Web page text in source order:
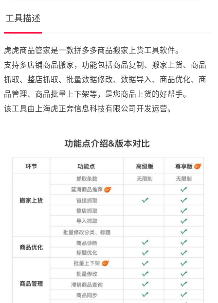
工具描述
虎虎商品管家是一款拼多多商品搬家上货工具软件。
支持多店铺商品搬家，功能包括商品复制、搬家上货、商品
抓取、整店抓取、批量数据修改、数据导入、商品优化、商
品管理、商品批量上下架等，是您商品上货的好帮手。
该工具由上海虎正奔信息科技有限公司开发运营。